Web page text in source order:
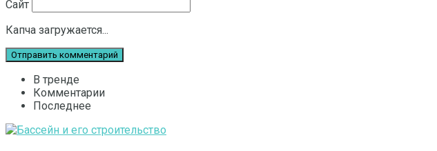
Сайт
Капча загружается...
В тренде
Комментарии
Последнее